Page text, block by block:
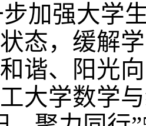
加强大学
态，缓解
谐、阳光
大学数学